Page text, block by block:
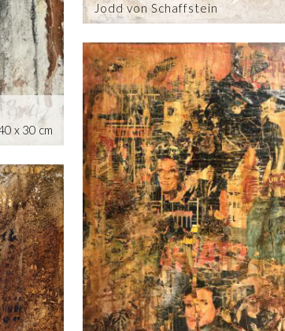
x 30 cm
Jodd von Schaffstein